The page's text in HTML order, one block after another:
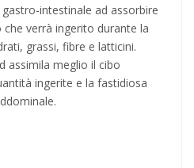
intestinale ad assorbire
verrà ingerito durante la
grassi, fibre e latticini.
assimila meglio il cibo
ingerite e la fastidiosa